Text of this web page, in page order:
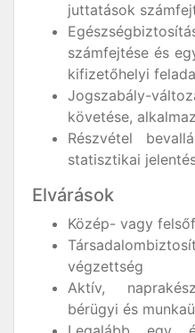
juttatások
számfejtése és
kifizetőhelyi
Jogszabály-
követése,
Részvétel
statisztikai
Elvárások
Közép- vagy
végzettség
Aktív,
bérügyi és